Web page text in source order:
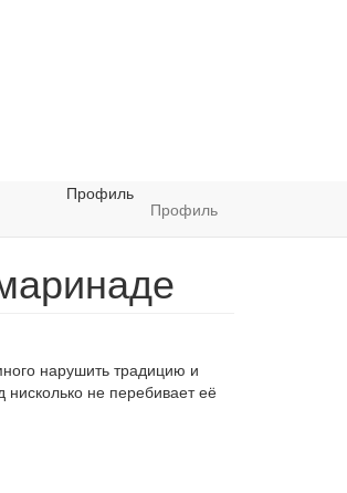
Профиль
Профиль
нарушить традицию и
не перебивает её